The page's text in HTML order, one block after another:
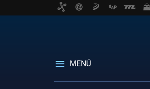
MENÚ